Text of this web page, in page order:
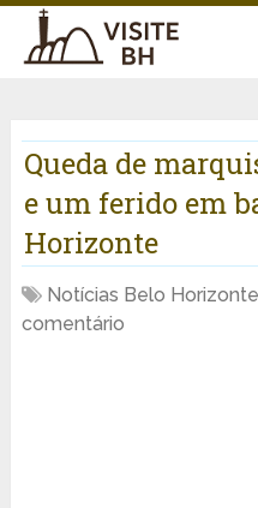
Queda de
e um ferido em
Horizonte
Notícias Belo Horizonte
comentário